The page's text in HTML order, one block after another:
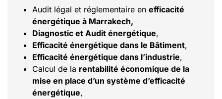
Audit légal et réglementaire en efficacité
énergétique à Marrakech,
Diagnostic et Audit énergétique,
Efficacité énergétique dans le Bâtiment,
Efficacité énergétique dans l’industrie,
Calcul de la rentabilité économique de la
mise en place d’un système d’efficacité
énergétique,